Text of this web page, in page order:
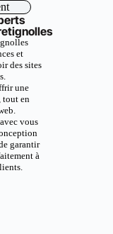
et
des sites
une
tout en
vous
garantir
à